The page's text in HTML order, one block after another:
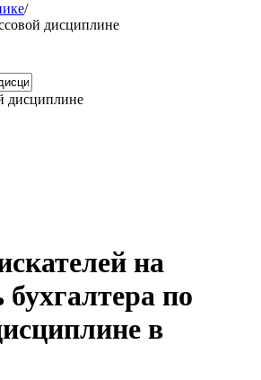
/
дисциплине
дисциплине
на
по
в